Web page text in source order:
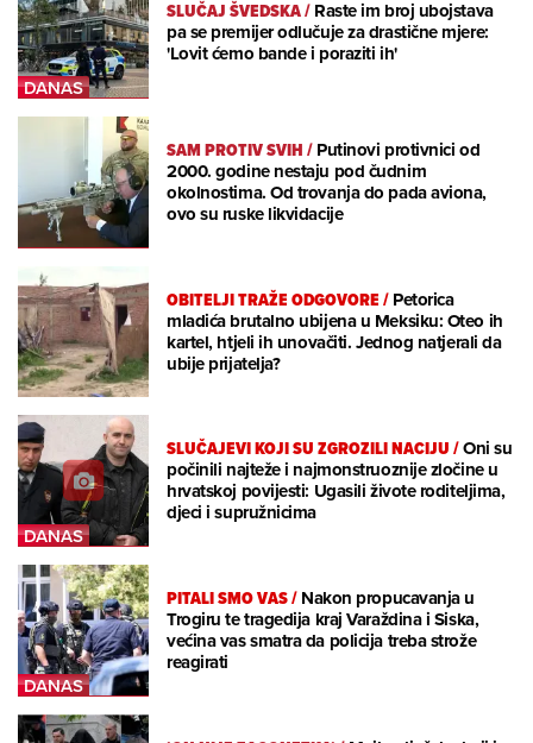
SLUČAJ ŠVEDSKA/Raste im broj ubojstava
pa se premijer odlučuje za drastične mjere:
'Lovit ćemo bande i poraziti ih'
SAM PROTIV SVIH/Putinovi protivnici od
2000. godine nestaju pod čudnim
okolnostima. Od trovanja do pada aviona,
ovo su ruske likvidacije
OBITELJI TRAŽE ODGOVORE/Petorica
mladića brutalno ubijena u Meksiku: Oteo ih
kartel, htjeli ih unovačiti. Jednog natjerali da
ubije prijatelja?
SLUČAJEVI KOJI SU ZGROZILI NACIJU/Oni su
počinili najteže i najmonstruoznije zločine u
hrvatskoj povijesti: Ugasili živote roditeljima,
djeci i supružnicima
PITALI SMO VAS/Nakon propucavanja u
Trogiru te tragedija kraj Varaždina i Siska,
većina vas smatra da policija treba strože
reagirati